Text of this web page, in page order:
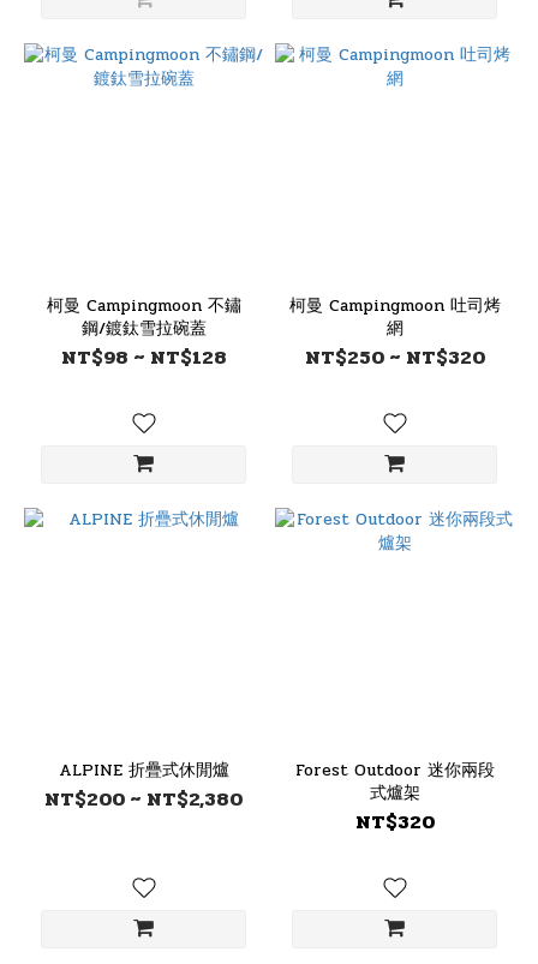
柯曼 Campingmoon 不鏽
鋼/鍍鈦雪拉碗蓋
NT$98 ~ NT$128
柯曼 Campingmoon 吐司烤
網
NT$250 ~ NT$320
ALPINE 折疊式休閒爐
NT$200 ~ NT$2,380
Forest Outdoor 迷你兩段
式爐架
NT$320